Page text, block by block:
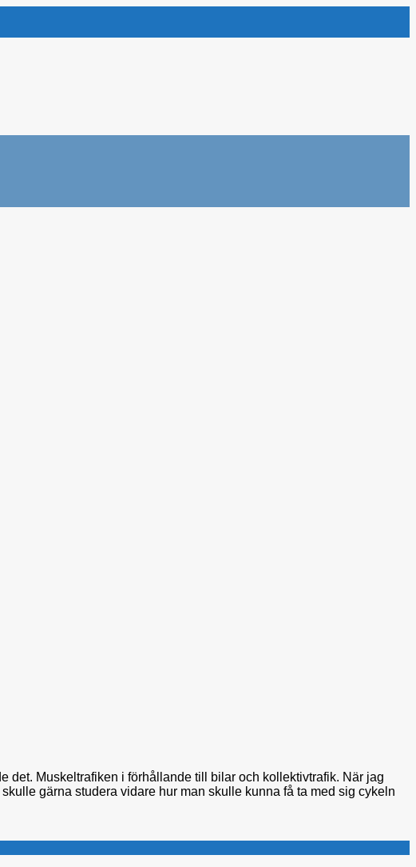
det. Muskeltrafiken i förhållande till bilar och kollektivtrafik. När jag
gärna studera vidare hur man skulle kunna få ta med sig cykeln